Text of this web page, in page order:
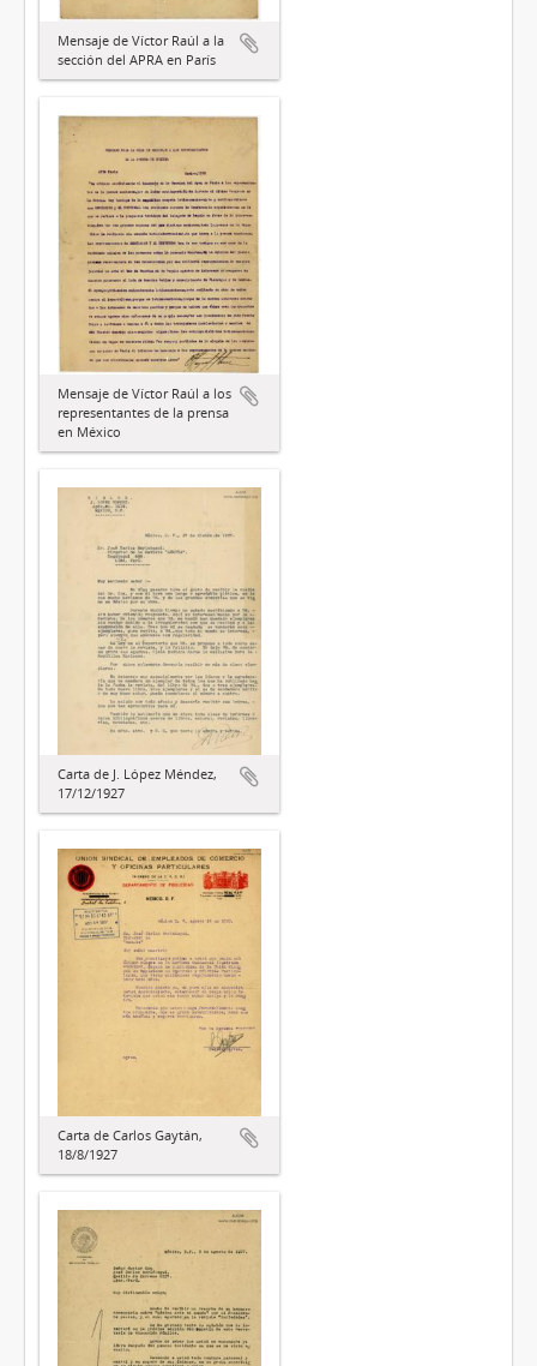
Mensaje de Víctor Raúl a la
sección del APRA en París
Mensaje de Víctor Raúl a los
representantes de la prensa
en México
Carta de J. López Méndez,
17/12/1927
Carta de Carlos Gaytán,
18/8/1927